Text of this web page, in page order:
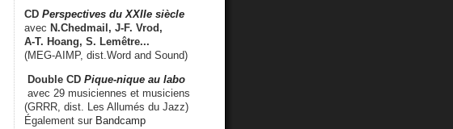
CD Perspectives du XXIIe siècle
avec N.Chedmail, J-F. Vrod,
A-T. Hoang, S. Lemêtre...
(MEG-AIMP, dist.Word and Sound)
Double CD Pique-nique au labo
avec 29 musiciennes et musiciens
(GRRR, dist. Les Allumés du Jazz)
Également sur Bandcamp